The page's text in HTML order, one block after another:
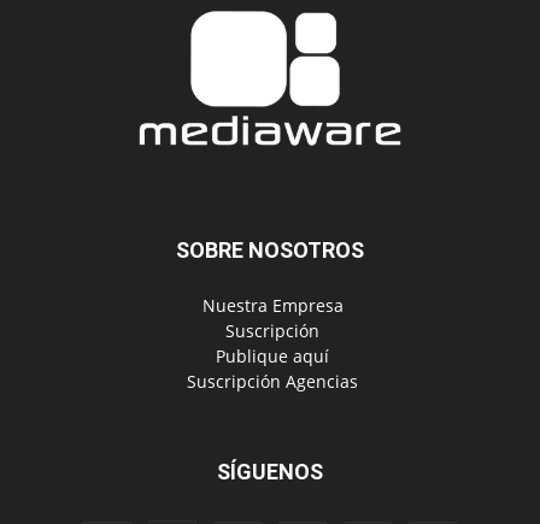
SOBRE NOSOTROS
‎ Nuestra Empresa
‎ Suscripción
‎ Publique aquí
‎ Suscripción Agencias
SÍGUENOS